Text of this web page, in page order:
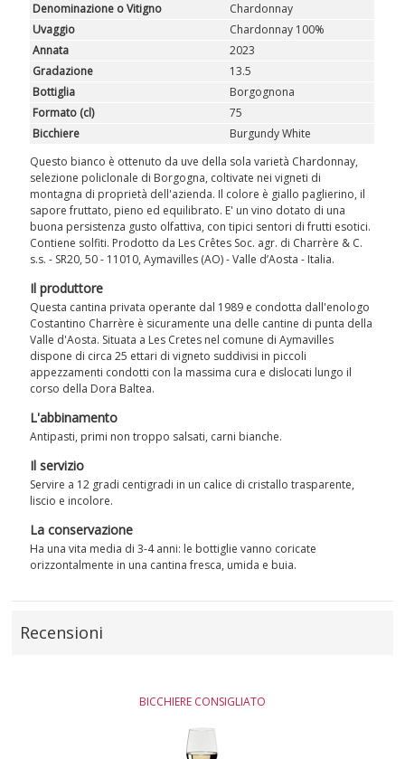
CLUBWINESHOP.IT
TROVA
Denominazione o Vitigno
Chardonnay
Uvaggio
Chardonnay 100%
Annata
2023
Gradazione
13.5
Bottiglia
Borgognona
Formato (cl)
75
Bicchiere
Burgundy White
Questo bianco è ottenuto da uve della sola varietà Chardonnay,
selezione policlonale di Borgogna, coltivate nei vigneti di
montagna di proprietà dell'azienda. Il colore è giallo paglierino, il
sapore fruttato, pieno ed equilibrato. E' un vino dotato di una
buona persistenza gusto olfattiva, con tipici sentori di frutti esotici.
Contiene solfiti. Prodotto da Les Crêtes Soc. agr. di Charrère & C.
s.s. - SR20, 50 - 11010, Aymavilles (AO) - Valle d’Aosta - Italia.
Il produttore
Questa cantina privata operante dal 1989 e condotta dall'enologo
Costantino Charrère è sicuramente una delle cantine di punta della
Valle d'Aosta. Situata a Les Cretes nel comune di Aymavilles
dispone di circa 25 ettari di vigneto suddivisi in piccoli
appezzamenti condotti con la massima cura e dislocati lungo il
corso della Dora Baltea.
L'abbinamento
Antipasti, primi non troppo salsati, carni bianche.
Il servizio
Servire a 12 gradi centigradi in un calice di cristallo trasparente,
liscio e incolore.
La conservazione
Ha una vita media di 3-4 anni: le bottiglie vanno coricate
orizzontalmente in una cantina fresca, umida e buia.
Recensioni
BICCHIERE CONSIGLIATO